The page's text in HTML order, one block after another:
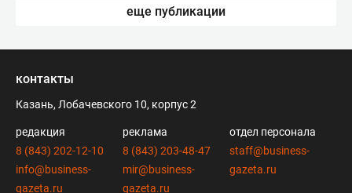
еще публикации
контакты
Казань, Лобачевского 10, корпус 2
редакция
8 (843) 202-12-10
info@business-
gazeta.ru
реклама
8 (843) 203-48-47
mir@business-
gazeta.ru
отдел персонала
staff@business-
gazeta.ru